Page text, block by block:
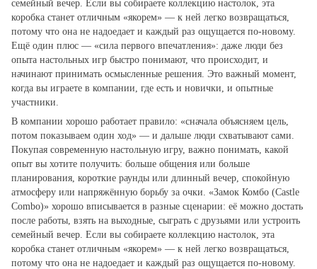
семейный вечер. Если вы собираете коллекцию настолок, эта
коробка станет отличным «якорем» — к ней легко возвращаться,
потому что она не надоедает и каждый раз ощущается по‑новому.
Ещё один плюс — «сила первого впечатления»: даже люди без
опыта настольных игр быстро понимают, что происходит, и
начинают принимать осмысленные решения. Это важный момент,
когда вы играете в компании, где есть и новички, и опытные
участники.
В компании хорошо работает правило: «сначала объясняем цель,
потом показываем один ход» — и дальше люди схватывают сами.
Покупая современную настольную игру, важно понимать, какой
опыт вы хотите получить: больше общения или больше
планирования, короткие раунды или длинный вечер, спокойную
атмосферу или напряжённую борьбу за очки. «Замок Комбо (Castle
Combo)» хорошо вписывается в разные сценарии: её можно достать
после работы, взять на выходные, сыграть с друзьями или устроить
семейный вечер. Если вы собираете коллекцию настолок, эта
коробка станет отличным «якорем» — к ней легко возвращаться,
потому что она не надоедает и каждый раз ощущается по‑новому.